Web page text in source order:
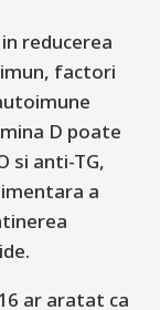
reducerea
factori
D poate
si anti-TG,
a
ar aratat ca